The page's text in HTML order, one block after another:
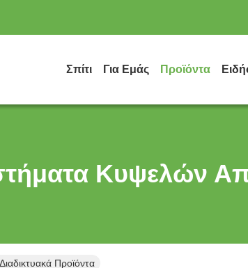
Σπίτι Για Εμάς Προϊόντα
Κυψελών
Προϊόντα